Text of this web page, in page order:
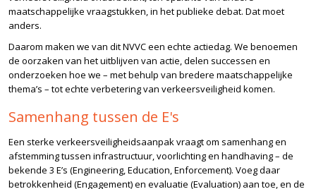
maatschappelijke vraagstukken, in het publieke debat. Dat moet
anders.
Daarom maken we van dit NVVC een echte actiedag. We benoemen
de oorzaken van het uitblijven van actie, delen successen en
onderzoeken hoe we – met behulp van bredere maatschappelijke
thema’s – tot echte verbetering van verkeersveiligheid komen.
Samenhang tussen de E's
Een sterke verkeersveiligheidsaanpak vraagt om samenhang en
afstemming tussen infrastructuur, voorlichting en handhaving – de
bekende 3 E’s (Engineering, Education, Enforcement). Voeg daar
betrokkenheid (Engagement) en evaluatie (Evaluation) aan toe, en de